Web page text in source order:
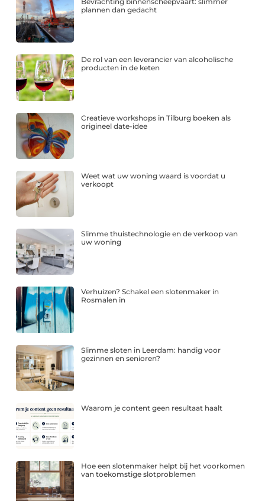
plannen dan gedacht
De rol van een leverancier van alcoholische
producten in de keten
Creatieve workshops in Tilburg boeken als
origineel date-idee
Weet wat uw woning waard is voordat u
verkoopt
Slimme thuistechnologie en de verkoop van
uw woning
Verhuizen? Schakel een slotenmaker in
Rosmalen in
Slimme sloten in Leerdam: handig voor
gezinnen en senioren?
Waarom je content geen resultaat haalt
Hoe een slotenmaker helpt bij het voorkomen
van toekomstige slotproblemen